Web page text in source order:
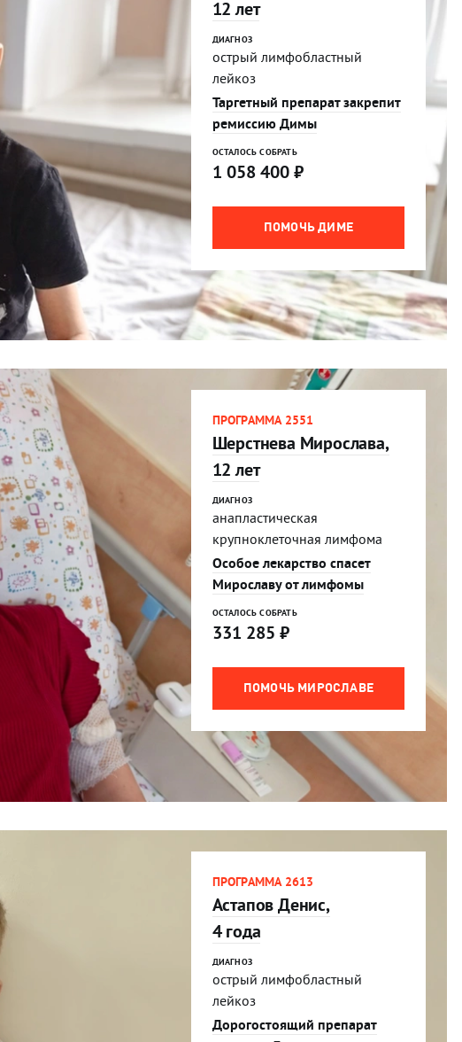
12 лет
ДИАГНОЗ
острый лимфобластный
лейкоз
Таргетный препарат закрепит
ремиссию Димы
ОСТАЛОСЬ СОБРАТЬ
1 058 400₽
ПОМОЧЬ ДИМЕ
ПРОГРАММА 2551
Шерстнева Мирослава,
12 лет
ДИАГНОЗ
анапластическая
крупноклеточная лимфома
Особое лекарство спасет
Мирославу от лимфомы
ОСТАЛОСЬ СОБРАТЬ
331 285 ₽
ПОМОЧЬ МИРОСЛАВЕ
ПРОГРАММА 2613
Астапов Денис,
4 года
ДИАГНОЗ
острый лимфобластный
лейкоз
Дорогостоящий препарат